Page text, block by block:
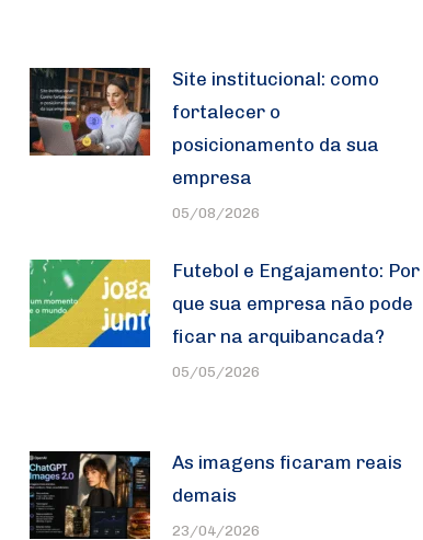
Site institucional: como
fortalecer o
posicionamento da sua
empresa
05/08/2026
Futebol e Engajamento: Por
que sua empresa não pode
ficar na arquibancada?
05/05/2026
As imagens ficaram reais
demais
23/04/2026